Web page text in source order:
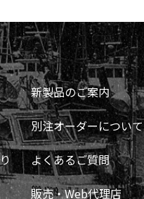
新製品のご案内
別注オーダーについて
よくあるご質問
販売・Web代理店